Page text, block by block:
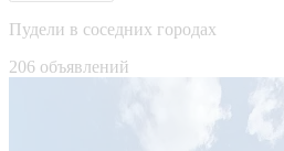
Пудели в соседних городах
206 объявлений